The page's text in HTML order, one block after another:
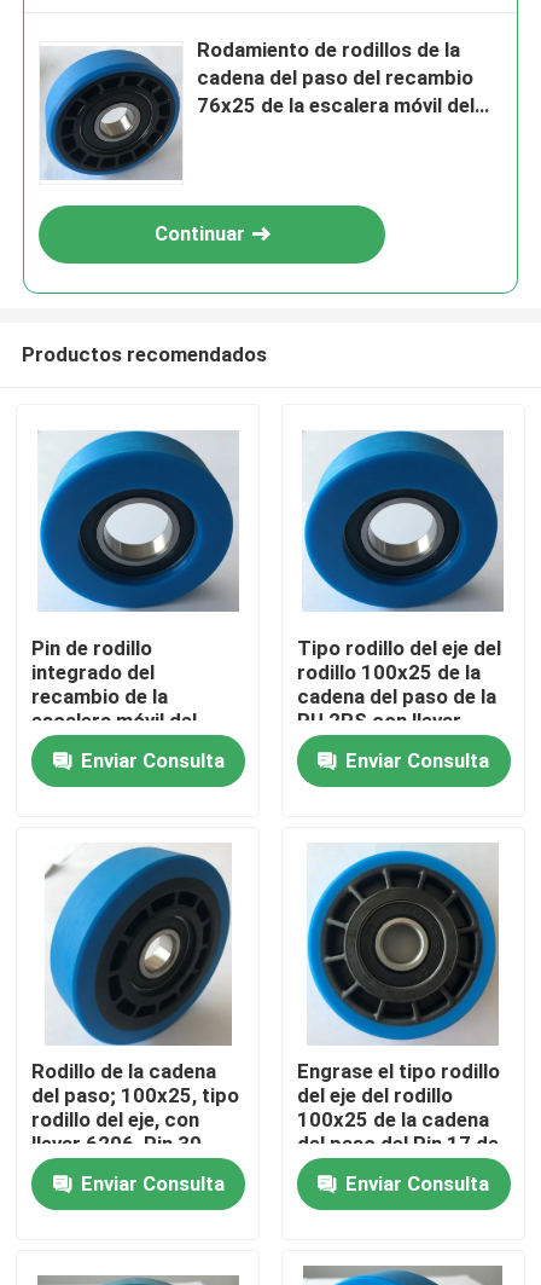
Hogar
productos
Sobre nosotros
Control de calidad
Contáctenos
Noticias
Solicitar presupuesto
Modernización de la escalera móvil
Escalera móvil del paseo móvil
Rodamiento de rodillos de la
cadena del paso del recambio
76x25 de la escalera móvil del
Continuar
Productos recomendados
Pin de rodillo
integrado del
recambio de la
escalera móvil del
rodillo 76x25 de la
cadena del paso 30
Enviar Consulta
Tipo rodillo del eje del
rodillo 100x25 de la
cadena del paso de la
PU 2RS con llevar
6206 Pin 30
Enviar Consulta
Rodillo de la cadena
del paso; 100x25, tipo
rodillo del eje, con
llevar 6206, Pin 30
Enviar Consulta
Engrase el tipo rodillo
del eje del rodillo
100x25 de la cadena
del paso del Pin 17 de
la hidrólisis con llevar
6303 Enviar Consulta